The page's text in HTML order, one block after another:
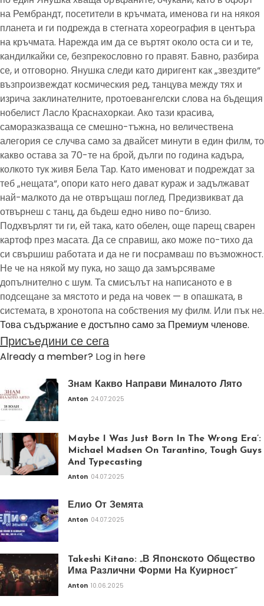
на Рембрандт, посетители в кръчмата, именова ги на някоя
планета и ги подрежда в стегната хореография в центъра
на кръчмата. Нарежда им да се въртят около оста си и те,
кандилкайки се, безпрекословно го правят. Бавно, разбира
се, и отговорно. Янушка следи като диригент как „звездите“
възпроизвеждат космическия ред, танцува между тях и
изрича заклинателните, протоевангелски слова на бъдещия
нобелист Ласло Краснахоркаи. Ако тази красива,
саморазказваща се смешно-тъжна, но величествена
алегория се случва само за двайсет минути в един филм, то
какво остава за 70-те на брой, дълги по година кадъра,
колкото тук живя Бела Тар. Като именоват и подреждат за
теб „нещата“, опори като него дават кураж и задължават
най-малкото да не отвръщаш поглед. Предизвикват да
отвърнеш с танц, да бъдеш едно ниво по-близо.
Подхвърлят ти ги, ей така, като обелен, още парещ сварен
картоф през масата. Да се справиш, ако може по-тихо да
си свършиш работата и да не ги посрамваш по възможност.
Не че на някой му пука, но защо да замърсяваме
допълнително с шум. Та смисълът на написаното е в
подсещане за мястото и реда на човек — в опашката, в
системата, в хронотопа на собствения му филм. Или пък не.
Това съдържание е достъпно само за Премиум членове.
Присъедини се сега
Already a member? Log in here
Знам Какво Направи Миналото Лято
Anton 24.07.2025
Maybe I Was Just Born In The Wrong Era’:
Michael Madsen On Tarantino, Tough Guys
And Typecasting
Anton 04.07.2025
Елио От Земята
Anton 04.07.2025
Takeshi Kitano: „В Японското Общество
Има Различни Форми На Куирност“
Anton 10.06.2025